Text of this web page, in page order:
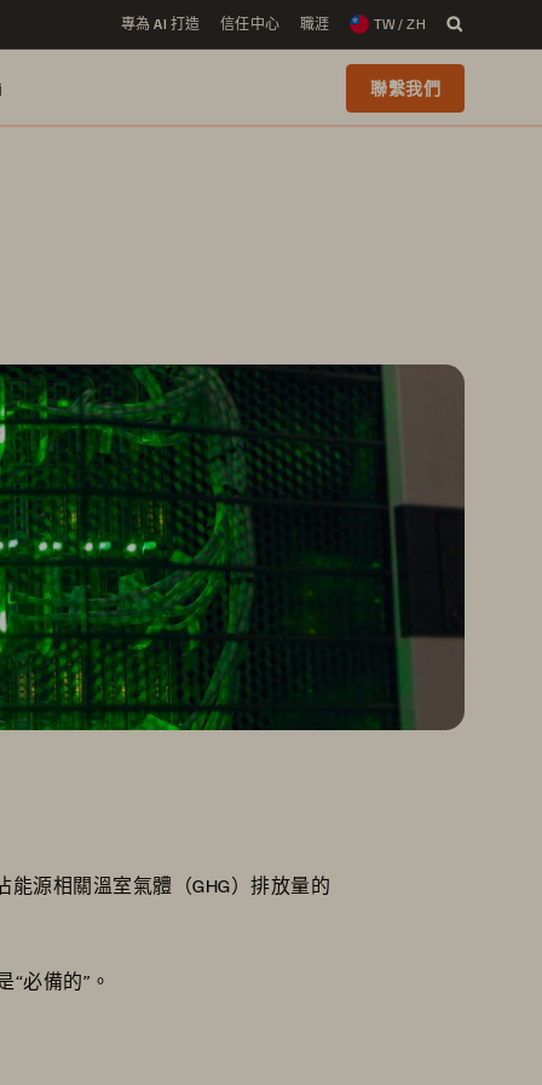
專為 AI 打造 信任中心 職涯 TW / ZH
聯繫我們
能源相關溫室氣體（GHG）排放量的
必備的”。